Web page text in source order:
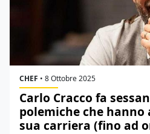
CHEF • 8 Ottobre 2025
Carlo Cracco fa
polemiche che hanno
sua carriera (fino ad